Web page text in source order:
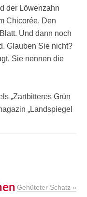
der Löwenzahn
Chicorée. Den
Und dann noch
Glauben Sie nicht?
Sie nennen die
„Zartbitteres Grün
„Landspiegel
Gehüteter Schatz »